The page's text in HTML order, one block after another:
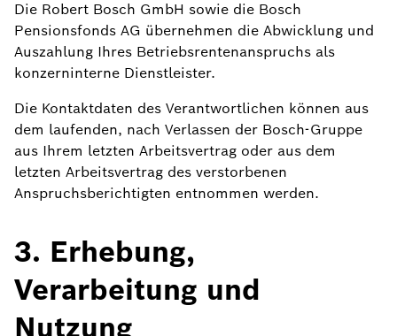
Die Robert Bosch GmbH sowie die Bosch
Pensionsfonds AG übernehmen die Abwicklung und
Auszahlung Ihres Betriebsrentenanspruchs als
konzerninterne Dienstleister.
Die Kontaktdaten des Verantwortlichen können aus
dem laufenden, nach Verlassen der Bosch-Gruppe
aus Ihrem letzten Arbeitsvertrag oder aus dem
letzten Arbeitsvertrag des verstorbenen
Anspruchsberichtigten entnommen werden.
3. Erhebung,
Verarbeitung und
Nutzung